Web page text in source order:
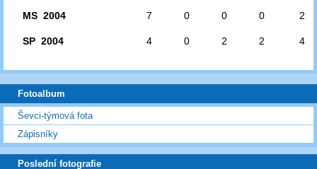
MS 2004 7 0 0 0 2
SP 2004 4 0 2 2 4
Fotoalbum
Ševci-týmová fota
Zápisníky
Poslední fotografie